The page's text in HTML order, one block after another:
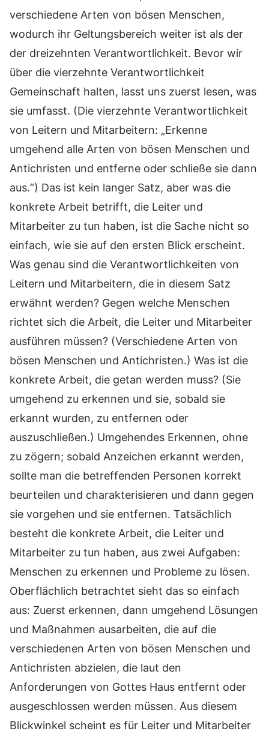
verschiedene Arten von bösen Menschen,
wodurch ihr Geltungsbereich weiter ist als der
der dreizehnten Verantwortlichkeit. Bevor wir
über die vierzehnte Verantwortlichkeit
Gemeinschaft halten, lasst uns zuerst lesen, was
sie umfasst. (Die vierzehnte Verantwortlichkeit
von Leitern und Mitarbeitern: „Erkenne
umgehend alle Arten von bösen Menschen und
Antichristen und entferne oder schließe sie dann
aus.“) Das ist kein langer Satz, aber was die
konkrete Arbeit betrifft, die Leiter und
Mitarbeiter zu tun haben, ist die Sache nicht so
einfach, wie sie auf den ersten Blick erscheint.
Was genau sind die Verantwortlichkeiten von
Leitern und Mitarbeitern, die in diesem Satz
erwähnt werden? Gegen welche Menschen
richtet sich die Arbeit, die Leiter und Mitarbeiter
ausführen müssen? (Verschiedene Arten von
bösen Menschen und Antichristen.) Was ist die
konkrete Arbeit, die getan werden muss? (Sie
umgehend zu erkennen und sie, sobald sie
erkannt wurden, zu entfernen oder
auszuschließen.) Umgehendes Erkennen, ohne
zu zögern; sobald Anzeichen erkannt werden,
sollte man die betreffenden Personen korrekt
beurteilen und charakterisieren und dann gegen
sie vorgehen und sie entfernen. Tatsächlich
besteht die konkrete Arbeit, die Leiter und
Mitarbeiter zu tun haben, aus zwei Aufgaben:
Menschen zu erkennen und Probleme zu lösen.
Oberflächlich betrachtet sieht das so einfach
aus: Zuerst erkennen, dann umgehend Lösungen
und Maßnahmen ausarbeiten, die auf die
verschiedenen Arten von bösen Menschen und
Antichristen abzielen, die laut den
Anforderungen von Gottes Haus entfernt oder
ausgeschlossen werden müssen. Aus diesem
Blickwinkel scheint es für Leiter und Mitarbeiter